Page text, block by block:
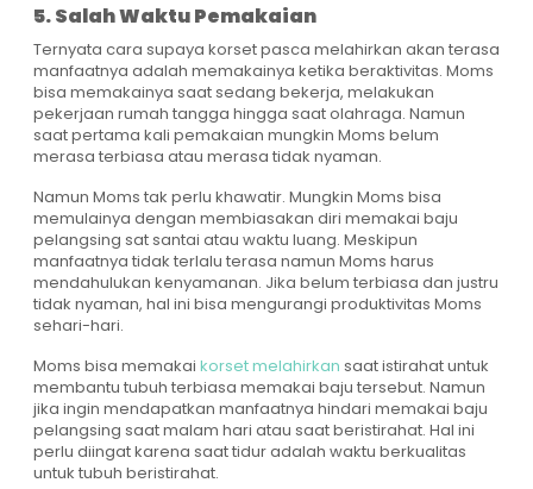
5. Salah Waktu Pemakaian
Ternyata cara supaya korset pasca melahirkan akan terasa
manfaatnya adalah memakainya ketika beraktivitas. Moms
bisa memakainya saat sedang bekerja, melakukan
pekerjaan rumah tangga hingga saat olahraga. Namun
saat pertama kali pemakaian mungkin Moms belum
merasa terbiasa atau merasa tidak nyaman.
Namun Moms tak perlu khawatir. Mungkin Moms bisa
memulainya dengan membiasakan diri memakai baju
pelangsing sat santai atau waktu luang. Meskipun
manfaatnya tidak terlalu terasa namun Moms harus
mendahulukan kenyamanan. Jika belum terbiasa dan justru
tidak nyaman, hal ini bisa mengurangi produktivitas Moms
sehari-hari.
Moms bisa memakai korset melahirkan saat istirahat untuk
membantu tubuh terbiasa memakai baju tersebut. Namun
jika ingin mendapatkan manfaatnya hindari memakai baju
pelangsing saat malam hari atau saat beristirahat. Hal ini
perlu diingat karena saat tidur adalah waktu berkualitas
untuk tubuh beristirahat.